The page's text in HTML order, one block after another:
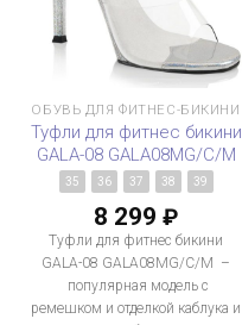
ОБУВЬ ДЛЯ ФИТНЕС-БИКИНИ
Туфли для фитнес бикини
GALA-08 GALA08MG/C/M
35 36 37 38 39
8 299 ₽
Туфли для фитнес бикини
GALA-08 GALA08MG/C/M –
популярная модель с
ремешком и отделкой каблука и